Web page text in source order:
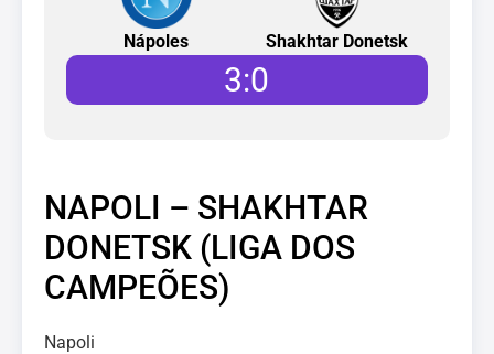
Nápoles Shakhtar Donetsk
3:0
NAPOLI – SHAKHTAR
DONETSK (LIGA DOS
CAMPEÕES)
Napoli